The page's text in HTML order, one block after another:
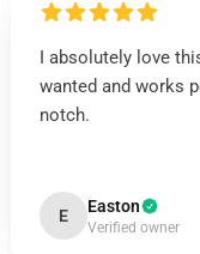
I absolutely love
wanted and works
notch.
E Easton
Verified owner